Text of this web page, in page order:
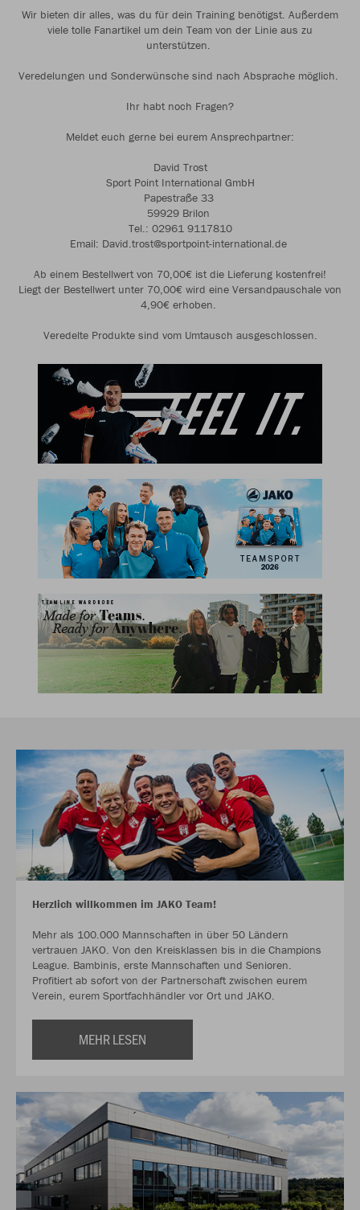
Wir bieten dir alles, was du für dein Training benötigst. Außerdem
viele tolle Fanartikel um dein Team von der Linie aus zu
unterstützen.
Veredelungen und Sonderwünsche sind nach Absprache möglich.
Ihr habt noch Fragen?
Meldet euch gerne bei eurem Ansprechpartner:
David Trost
Sport Point International GmbH
Papestraße 33
59929 Brilon
Tel.: 02961 9117810
Email: David.trost@sportpoint-international.de
Ab einem Bestellwert von 70,00€ ist die Lieferung kostenfrei!
Liegt der Bestellwert unter 70,00€ wird eine Versandpauschale von
4,90€ erhoben.
Veredelte Produkte sind vom Umtausch ausgeschlossen.
Herzlich willkommen im JAKO Team!
Mehr als 100.000 Mannschaften in über 50 Ländern
vertrauen JAKO. Von den Kreisklassen bis in die Champions
League. Bambinis, erste Mannschaften und Senioren.
Profitiert ab sofort von der Partnerschaft zwischen eurem
Verein, eurem Sportfachhändler vor Ort und JAKO.
MEHR LESEN